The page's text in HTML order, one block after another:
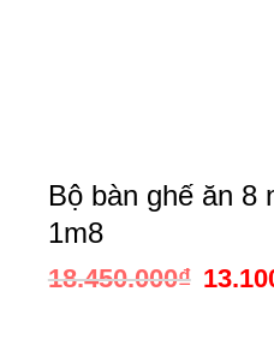
Bộ bàn ghế ăn 8
1m8
18.450.000₫
Giá
gốc